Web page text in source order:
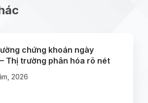
chứng khoán ngày
Thị trường phân hóa rõ nét
2026